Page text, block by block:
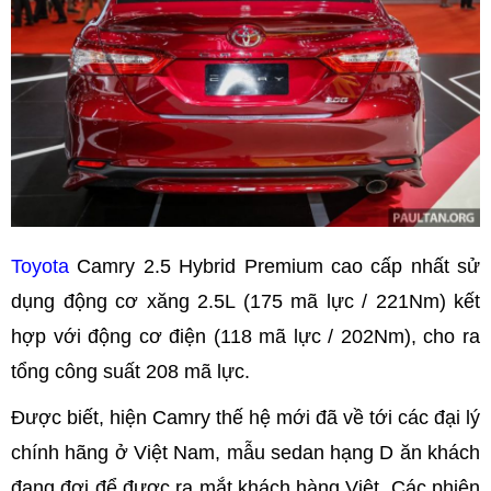
Toyota Camry 2.5 Hybrid Premium cao cấp nhất sử
dụng động cơ xăng 2.5L (175 mã lực / 221Nm) kết
hợp với động cơ điện (118 mã lực / 202Nm), cho ra
tổng công suất 208 mã lực.
Được biết, hiện Camry thế hệ mới đã về tới các đại lý
chính hãng ở Việt Nam, mẫu sedan hạng D ăn khách